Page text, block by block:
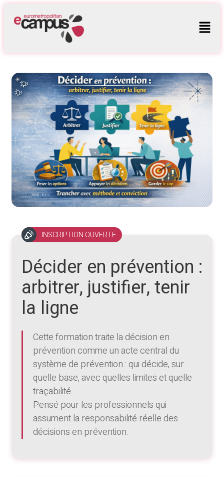
INSCRIPTION OUVERTE
Décider en prévention :
arbitrer, justifier, tenir
la ligne
Cette formation traite la décision en
prévention comme un acte central du
système de prévention : qui décide, sur
quelle base, avec quelles limites et quelle
traçabilité.
Pensé pour les professionnels qui
assument la responsabilité réelle des
décisions en prévention.